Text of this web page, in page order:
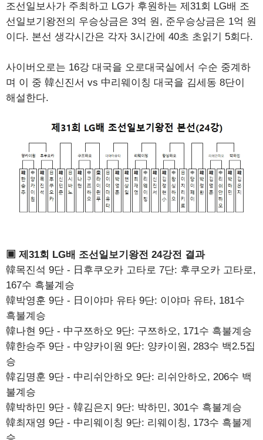
조선일보사가 주최하고 LG가 후원하는 제31회 LG배 조
선일보기왕전의 우승상금은 3억 원, 준우승상금은 1억 원
이다. 본선 생각시간은 각자 3시간에 40초 초읽기 5회다.
사이버오로는 16강 대국을 오로대국실에서 수순 중계하
며 이 중 韓신진서 vs 中리웨이칭 대국을 김세동 8단이
해설한다.
▣ 제31회 LG배 조선일보기왕전 24강전 결과
韓목진석 9단 - 日후쿠오카 고타로 7단: 후쿠오카 고타로,
167수 흑불계승
韓박영훈 9단 - 日이야마 유타 9단: 이야마 유타, 181수
흑불계승
韓나현 9단 - 中구쯔하오 9단: 구쯔하오, 171수 흑불계승
韓한승주 9단 - 中양카이원 9단: 양카이원, 283수 백2.5집
승
韓김명훈 9단 - 中리쉬안하오 9단: 리쉬안하오, 206수 백
불계승
韓박하민 9단 - 韓김은지 9단: 박하민, 301수 흑불계승
韓최재영 9단 - 中리웨이칭 9단: 리웨이칭, 173수 흑불계